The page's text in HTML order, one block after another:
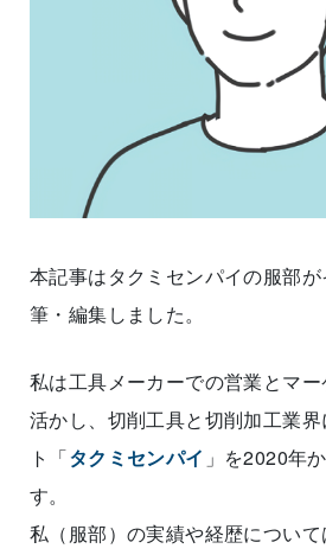
本記事はタクミセンパイの服部
筆・編集しました。
私は工具メーカーでの営業とマ
活かし、切削工具と切削加工業
ト「タクミセンパイ 」を2020年
す。
私（服部）の実績や経歴について